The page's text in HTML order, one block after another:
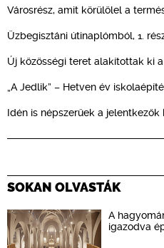
Városrész, amit körülölel a
Üzbegisztáni útinaplómból, 1.
Új közösségi teret alakítottak ki
„A Jedlik” – Hetven év
Idén is népszerűek a jelentkezők
SOKAN OLVASTÁK
A
igazodva